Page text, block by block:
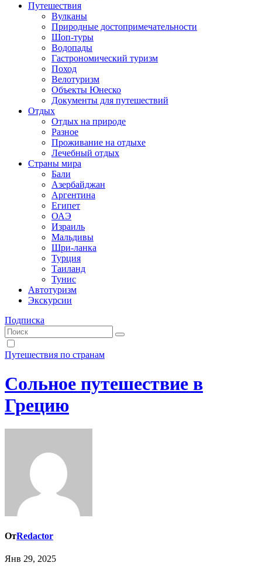
Путешествия
Вулканы
Природные достопримечательности
Шоп-туры
Водопады
Гастрономический туризм
Поход
Велотуризм
Объекты Юнеско
Документы для путешествий
Отдых
Отдых на природе
Разное
Проживание на отдыхе
Лечебный отдых
Страны мира
Бали
Азербайджан
Аргентина
Египет
ОАЭ
Израиль
Мальдивы
Шри-ланка
Турция
Таиланд
Тунис
Автотуризм
Экскурсии
Подписка
Путешествия по странам
Сольное путешествие в
Грецию
ОтRedactor
Янв 29, 2025